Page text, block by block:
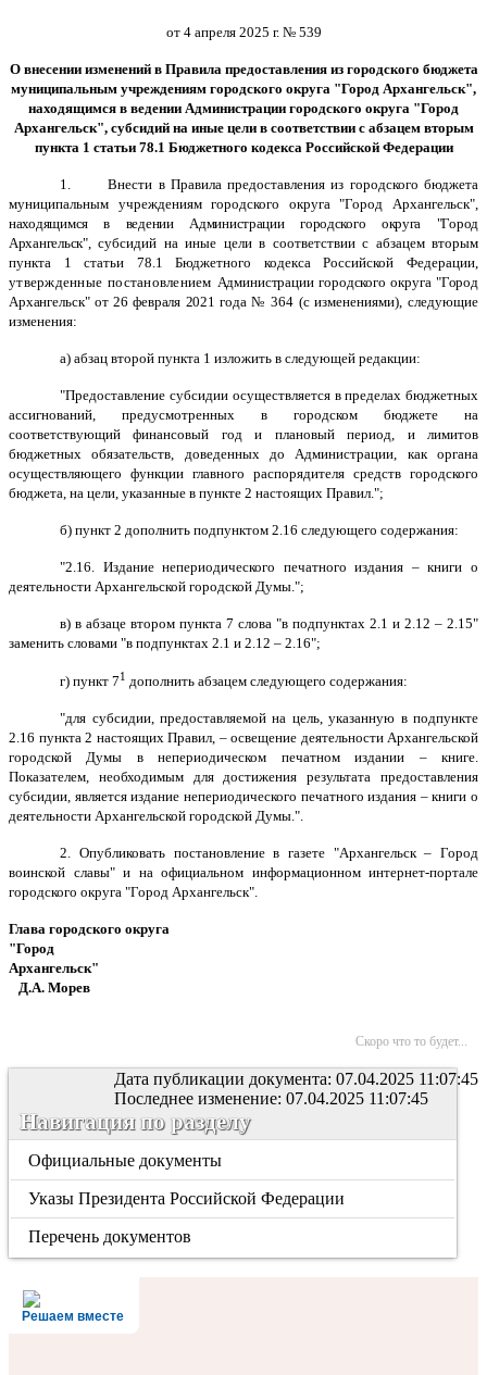
от 4 апреля 2025 г. № 539
О внесении изменений в Правила предоставления из городского бюджета
муниципальным учреждениям городского округа "Город Архангельск",
находящимся в ведении Администрации городского округа "Город
Архангельск", субсидий на иные цели в соответствии с абзацем вторым
пункта 1 статьи 78.1 Бюджетного кодекса Российской Федерации
1.
Внести в Правила предоставления из городского бюджета
муниципальным учреждениям городского округа "Город Архангельск",
находящимся в ведении Администрации городского округа "Город
Архангельск",субсидий на иные цели в соответствии с абзацем вторым
пункта 1 статьи 78.1 Бюджетного кодекса Российской Федерации,
утвержденные постановлением Администрации городского округа "Город
Архангельск" от 26 февраля 2021 года№ 364 (с изменениями), следующие
изменения:
а) абзац второй пункта 1 изложить в следующей редакции:
"Предоставление субсидии осуществляется в пределах бюджетных
ассигнований, предусмотренных в городском бюджете на
соответствующий финансовый год и плановый период, и лимитов
бюджетных обязательств, доведенных до Администрации, как органа
осуществляющего функции главного распорядителя средств городского
бюджета, на цели, указанные в пункте 2 настоящих Правил.";
б)пункт 2 дополнить подпунктом 2.16 следующего содержания:
"2.16. Издание непериодического печатного издания – книги о
деятельности Архангельской городской Думы.";
в) в абзаце втором пункта 7 слова "в подпунктах 2.1 и 2.12 – 2.15"
заменить словами "в подпунктах 2.1 и 2.12 – 2.16";
г) пункт 71 дополнить абзацем следующего содержания:
"для субсидии, предоставляемой на цель, указанную в подпункте
2.16 пункта 2 настоящих Правил, – освещение деятельности Архангельской
городской Думы в непериодическом печатном издании – книге.
Показателем, необходимым для достижения результата предоставления
субсидии, является издание непериодического печатного издания – книги о
деятельности Архангельской городской Думы.".
2. Опубликовать постановление в газете "Архангельск – Город
воинской славы" и на официальном информационном интернет-портале
городского округа "Город Архангельск".
Глава городского округа
"Город
Архангельск"
Д.А. Морев
Скоро что то будет...
Дата публикации документа: 07.04.2025 11:07:45
Последнее изменение: 07.04.2025 11:07:45
Навигация по разделу
Официальные документы
Указы Президента Российской Федерации
Перечень документов
Решаем вместе